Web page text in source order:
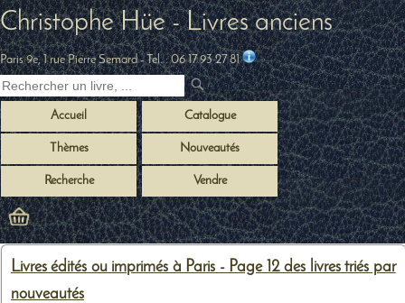
Christophe Hüe - Livres anciens
Paris 9e, 1 rue Pierre Semard- Tel. :06 17 93 27 81
Accueil Catalogue
Thèmes Nouveautés
Recherche Vendre
Livres édités ou imprimés à Paris - Page 12 des livres triés par
nouveautés